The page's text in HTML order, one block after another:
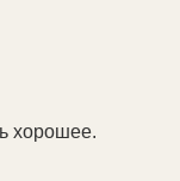
хорошее.